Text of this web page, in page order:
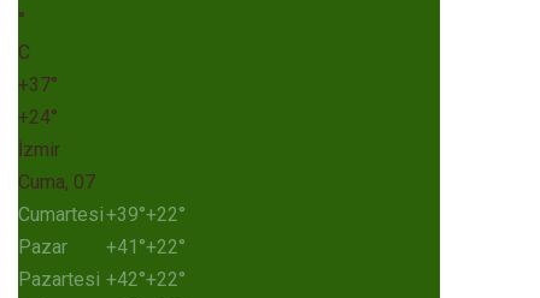
°
C
+37°
+24°
İzmir
Cuma, 07
Cumartesi+39°+22°
Pazar
+41°+22°
Pazartesi +42°+22°